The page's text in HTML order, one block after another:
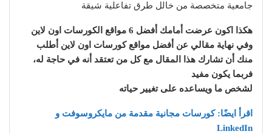
جامعية متخصصة من خالل طرق تفاعلية شيقة
هكذا اكون عرضت أمامك أفضل 6 مواقع الكورسات اون لاين
وفي نهاية مقالي عن أفضل مواقع كورسات اون لاين أطلب
منك أن تشارك هذا المقال مع كل من تعتقد أنه في حاجة له،
فربما يكون مفيد
لشخص ما ويساعده على تغيير حياته
اقرأ ايضًا: كورسات مجانية مقدمة من مايكروسوفت و
LinkedIn